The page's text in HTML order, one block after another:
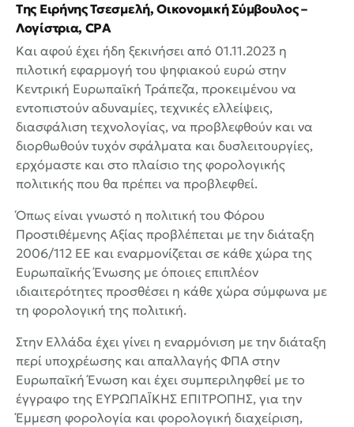
Της Ειρήνης Τσεσμελή, Οικονομική Σύμβουλος –
Λογίστρια, CPA
Και αφού έχει ήδη ξεκινήσει από 01.11.2023 η
πιλοτική εφαρμογή του ψηφιακού ευρώ στην
Κεντρική Ευρωπαϊκή Τράπεζα, προκειμένου να
εντοπιστούν αδυναμίες, τεχνικές ελλείψεις,
διασφάλιση τεχνολογίας, να προβλεφθούν και να
διορθωθούν τυχόν σφάλματα και δυσλειτουργίες,
ερχόμαστε και στο πλαίσιο της φορολογικής
πολιτικής που θα πρέπει να προβλεφθεί.
Όπως είναι γνωστό η πολιτική του Φόρου
Προστιθέμενης Αξίας προβλέπεται με την διάταξη
2006/112 ΕΕ και εναρμονίζεται σε κάθε χώρα της
Ευρωπαϊκής Ένωσης με όποιες επιπλέον
ιδιαιτερότητες προσθέσει η κάθε χώρα σύμφωνα με
τη φορολογική της πολιτική.
Στην Ελλάδα έχει γίνει η εναρμόνιση με την διάταξη
περί υποχρέωσης και απαλλαγής ΦΠΑ στην
Ευρωπαϊκή Ένωση και έχει συμπεριληφθεί με το
έγγραφο της ΕΥΡΩΠΑΪΚΗΣ ΕΠΙΤΡΟΠΗΣ, για την
Έμμεση φορολογία και φορολογική διαχείριση,